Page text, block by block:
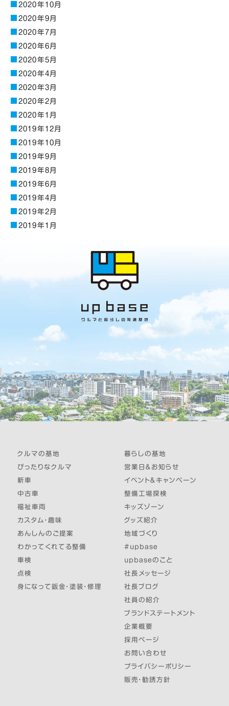
2020年10月
2020年9月
2020年7月
2020年6月
2020年5月
2020年4月
2020年3月
2020年2月
2020年1月
2019年12月
2019年10月
2019年9月
2019年8月
2019年6月
2019年4月
2019年2月
2019年1月
クルマの基地
ぴったりなクルマ
新車
中古車
福祉車両
カスタム・趣味
あんしんのご提案
わかってくれてる整備
車検
点検
身になって鈑金・塗装・修理
暮らしの基地
営業日＆お知らせ
イベント＆キャンペーン
整備工場探検
キッズゾーン
グッズ紹介
地域づくり
#upbase
upbaseのこと
社長メッセージ
社長ブログ
社員の紹介
ブランドステートメント
企業概要
採用ページ
お問い合わせ
プライバシーポリシー
販売・勧誘方針